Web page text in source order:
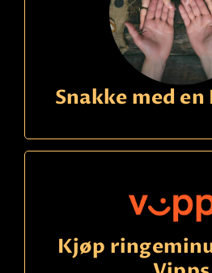
Snakke med
Kjøp